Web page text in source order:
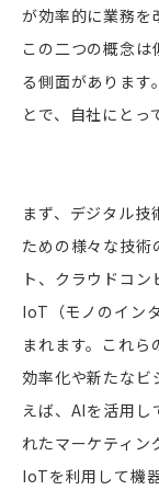
が効率的に業務を
この二つの概念
る側面があります
とで、自社にとっ
まず、デジタル技
ための様々な技術
ト、クラウドコン
IoT（モノのイン
まれます。これら
効率化や新たなビ
えば、AIを活用し
れたマーケティン
IoTを利用して機